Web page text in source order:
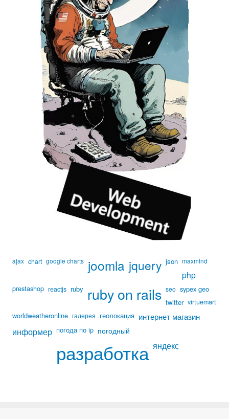
ajax chart google charts joomla jquery json maxmind
php
prestashop reactjs ruby ruby on rails seo sypex geo
twitter virtuemart
worldweatheronline галерея геолокация интернет магазин
информер погода по ip погодный
разработка яндекс